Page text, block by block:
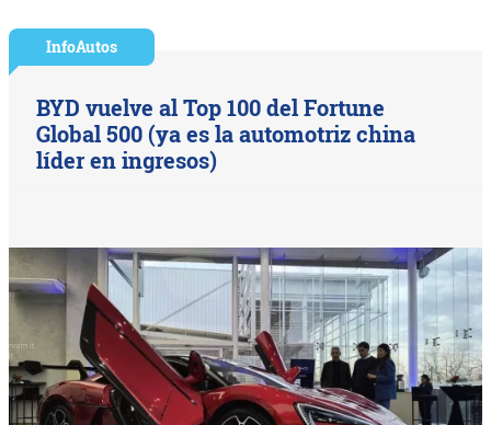
InfoAutos
BYD vuelve al Top 100 del Fortune
Global 500 (ya es la automotriz china
líder en ingresos)